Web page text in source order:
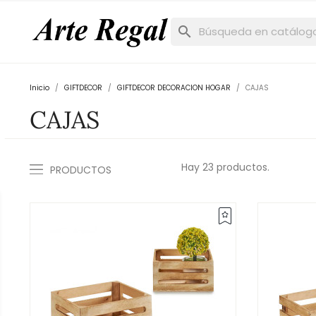
search
Inicio GIFTDECOR GIFTDECOR DECORACION HOGAR CAJAS
CAJAS
PRODUCTOS Hay 23 productos.